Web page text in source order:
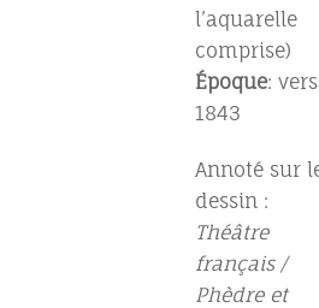
l’aquarelle
comprise)
Époque: vers
1843
Annoté sur
dessin :
Théâtre
français /
Phèdre et